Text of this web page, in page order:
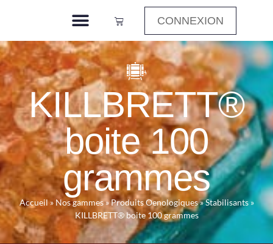
CONNEXION
KILLBRETT®
boite 100
grammes
Accueil» Nos gammes»Produits Oenologiques»Stabilisants»
KILLBRETT® boite 100 grammes